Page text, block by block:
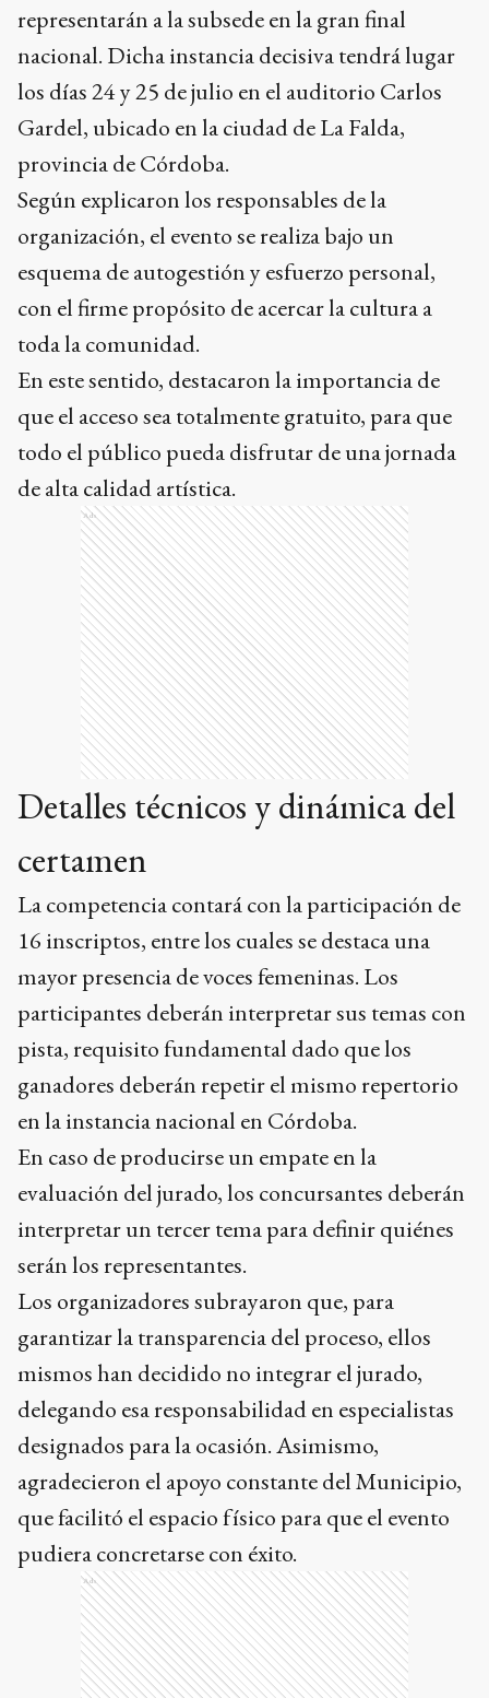
representarán a la subsede en la gran final
nacional. Dicha instancia decisiva tendrá lugar
los días 24 y 25 de julio en el auditorio Carlos
Gardel, ubicado en la ciudad de La Falda,
provincia de Córdoba.
Según explicaron los responsables de la
organización, el evento se realiza bajo un
esquema de autogestión y esfuerzo personal,
con el firme propósito de acercar la cultura a
toda la comunidad.
En este sentido, destacaron la importancia de
que el acceso sea totalmente gratuito, para que
todo el público pueda disfrutar de una jornada
de alta calidad artística.
Ads
Detalles técnicos y dinámica del
certamen
La competencia contará con la participación de
16 inscriptos, entre los cuales se destaca una
mayor presencia de voces femeninas. Los
participantes deberán interpretar sus temas con
pista, requisito fundamental dado que los
ganadores deberán repetir el mismo repertorio
en la instancia nacional en Córdoba.
En caso de producirse un empate en la
evaluación del jurado, los concursantes deberán
interpretar un tercer tema para definir quiénes
serán los representantes.
Los organizadores subrayaron que, para
garantizar la transparencia del proceso, ellos
mismos han decidido no integrar el jurado,
delegando esa responsabilidad en especialistas
designados para la ocasión. Asimismo,
agradecieron el apoyo constante del Municipio,
que facilitó el espacio físico para que el evento
pudiera concretarse con éxito.
Ads